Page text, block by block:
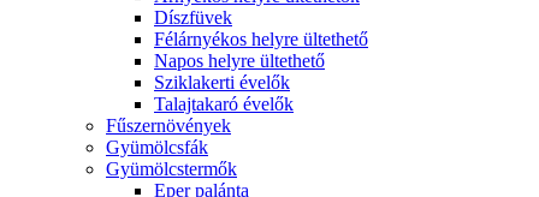
Díszfüvek
Félárnyékos helyre ültethető
Napos helyre ültethető
Sziklakerti évelők
Talajtakaró évelők
Fűszernövények
Gyümölcsfák
Gyümölcstermők
Eper palánta